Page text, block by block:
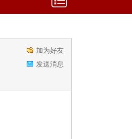
加为好友
发送消息